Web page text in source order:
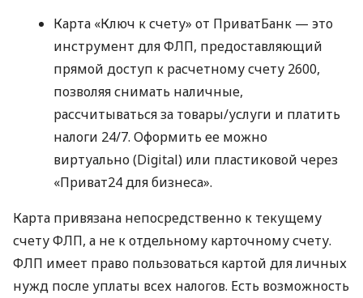
Карта «Ключ к счету» от ПриватБанк — это
инструмент для ФЛП, предоставляющий
прямой доступ к расчетному счету 2600,
позволяя снимать наличные,
рассчитываться за товары/услуги и платить
налоги 24/7. Оформить ее можно
виртуально (Digital) или пластиковой через
«Приват24 для бизнеса».
Карта привязана непосредственно к текущему
счету ФЛП, а не к отдельному карточному счету.
ФЛП имеет право пользоваться картой для личных
нужд после уплаты всех налогов. Есть возможность